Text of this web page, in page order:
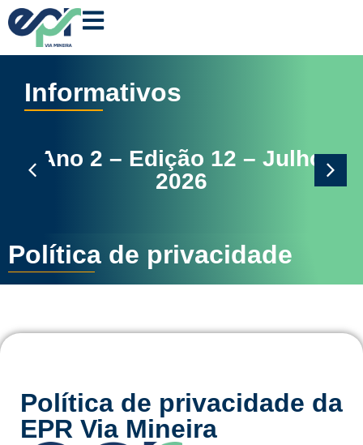
Informativos
– Julho
Ano 2 – Edição 11
Política de privacidade
Política de privacidade da
EPR Via Mineira